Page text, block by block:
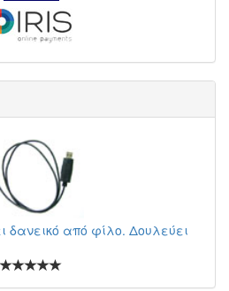
δανεικό από φίλο. Δουλεύει